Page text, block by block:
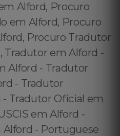
Alford, Procuro
em Alford, Procuro
Procuro Tradutor
Tradutor em Alford -
Alford - Tradutor
- Tradutor
Tradutor Oficial em
em Alford -
Alford - Portuguese